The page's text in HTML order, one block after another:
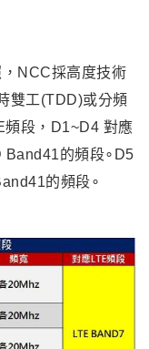
NCC採高度技術
雙工(TDD)或分頻
頻段，D1~D4 對應
Band41的頻段∘D5
的頻段∘